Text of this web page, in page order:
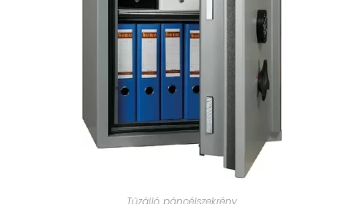
MÉRET VÁLASZTÁSA
Tűzálló páncélszekrény